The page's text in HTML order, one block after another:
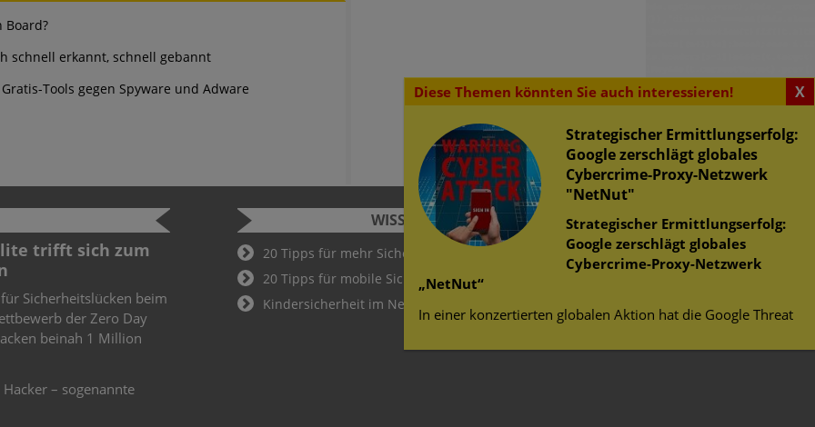
Board?
schnell erkannt, schnell gebannt
Tools gegen Spyware und Adware
Diese Themen könnten Sie auch interessieren! X
Strategischer Ermittlungserfolg:
Google zerschlägt globales
Cybercrime-Proxy-Netzwerk
"NetNut"
Strategischer Ermittlungserfolg:
Google zerschlägt globales
Cybercrime-Proxy-Netzwerk
„NetNut“
In einer konzertierten globalen Aktion hat die Google Threat
trifft sich zum
Sicherheitslücken beim
der Zero Day
beinah 1 Million
Hacker – sogenannte
Cyber Security Challenge
2022
Schüler und Studenten können bei der
Cyber Security Challenge teilnehmen.
WISSENSWERTES
20 Tipps für mehr Sicherheit im Web
20 Tipps für mobile Sicherheit
Kindersicherheit im Netz